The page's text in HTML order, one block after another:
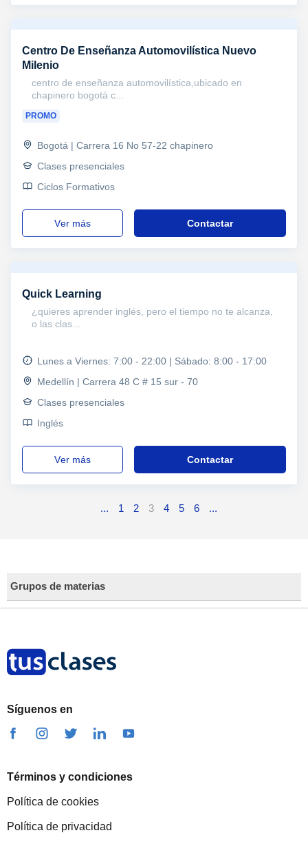
Centro De Enseñanza Automovilística Nuevo
Milenio
centro de enseñanza automovilística,ubicado en
chapinero bogotá c...
PROMO
Bogotá | Carrera 16 No 57-22 chapinero
Clases presenciales
Ciclos Formativos
ver más Contactar
Quick Learning
¿quieres aprender inglés, pero el tiempo no te alcanza,
o las clas...
Lunes a Viernes: 7:00 - 22:00 | Sábado: 8:00 - 17:00
Medellín | Carrera 48 C # 15 sur - 70
Clases presenciales
Inglés
ver más Contactar
... 1 2 3 4 5 6 ...
Grupos de materias
Síguenos en
Términos y condiciones
Política de cookies
Política de privacidad